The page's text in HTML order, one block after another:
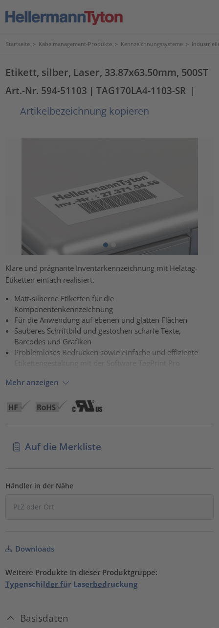
Startseite > Kabelmanagement-Produkte > Kennzeichnungssysteme >
Etikett, silber, Laser, 33.87x63.50mm, 500ST
Art.-Nr. 594-51103 | TAG170LA4-1103-SR |
Artikelbezeichnung kopieren
Klare und prägnante Inventarkennzeichnung mit Helatag-
Etiketten einfach realisiert.
Matt-silberne Etiketten für die
Komponentenkennzeichnung
Für die Anwendung auf ebenen und glatten Flächen
Sauberes Schriftbild und gestochen scharfe Texte,
Barcodes und Grafiken
Problemloses Bedrucken sowie einfache und effiziente
Etikettengestaltung mit der Software TagPrint Pro
Mehr anzeigen
Auf die Merkliste
Händler in der Nähe
Downloads
Weitere Produkte in dieser Produktgruppe:
Typenschilder für Laserbedruckung
Basisdaten